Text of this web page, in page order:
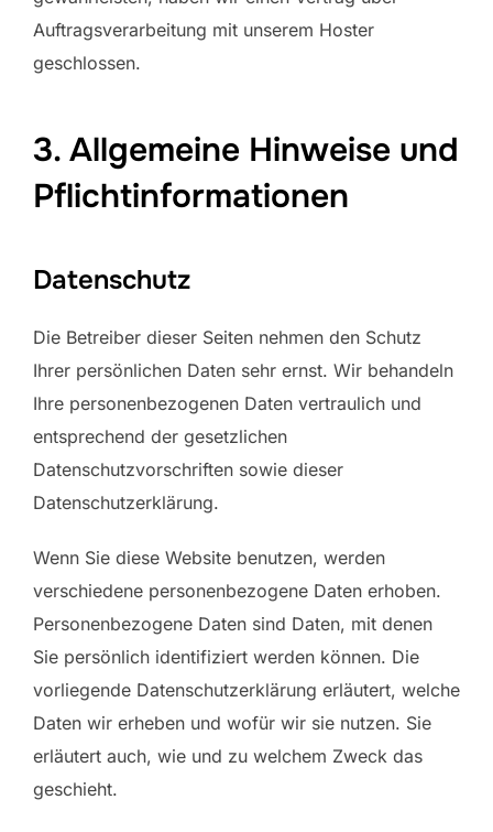
Auftragsverarbeitung mit unserem Hoster
geschlossen.
3. Allgemeine Hinweise und
Pflichtinformationen
Datenschutz
Die Betreiber dieser Seiten nehmen den Schutz
Ihrer persönlichen Daten sehr ernst. Wir behandeln
Ihre personenbezogenen Daten vertraulich und
entsprechend der gesetzlichen
Datenschutzvorschriften sowie dieser
Datenschutzerklärung.
Wenn Sie diese Website benutzen, werden
verschiedene personenbezogene Daten erhoben.
Personenbezogene Daten sind Daten, mit denen
Sie persönlich identifiziert werden können. Die
vorliegende Datenschutzerklärung erläutert, welche
Daten wir erheben und wofür wir sie nutzen. Sie
erläutert auch, wie und zu welchem Zweck das
geschieht.